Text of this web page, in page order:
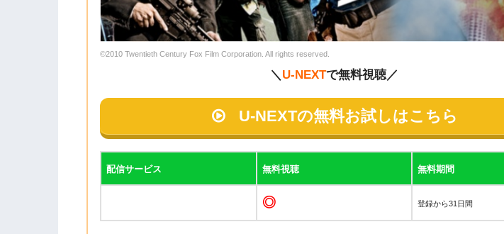
©2010 Twentieth Century Fox Film Corporation. All rights reserved.
＼ U-NEXTで無料視聴／
U-NEXTの無料お試しはこちら
配信サービス 無料視聴 無料期間
◎ 登録から31日間